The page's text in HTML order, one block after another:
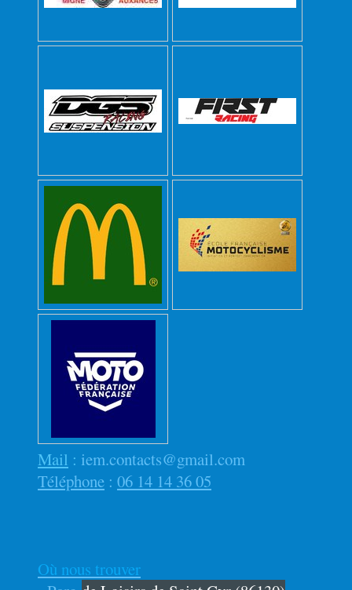
Mail : iem.contacts@gmail.com
Téléphone : 06 14 14 36 05
Où nous trouver